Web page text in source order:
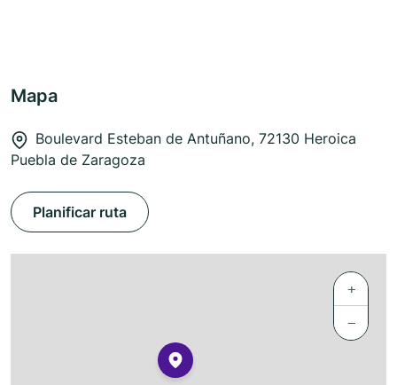
Mapa
Boulevard Esteban de Antuñano, 72130 Heroica
Puebla de Zaragoza
Planificar ruta
+
−